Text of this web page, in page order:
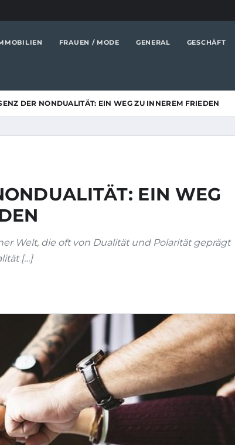
FRAUEN / MODE GENERAL GESCHÄFT
DER NONDUALITÄT: EIN WEG ZU INNEREM FRIEDEN
EIN WEG
Welt, die oft von Dualität und Polarität geprägt
[…]